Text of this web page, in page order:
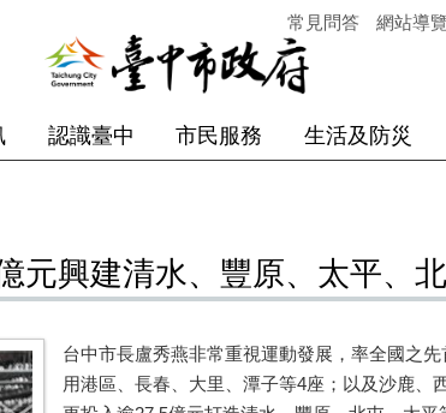
常見問答 網站導
認識臺中 市民服務 生活及防災
元興建清水、豐原、太平、
台中市長盧秀燕非常重視運動發展，率全國之
用港區、長春、大里、潭子等4座；以及沙鹿、